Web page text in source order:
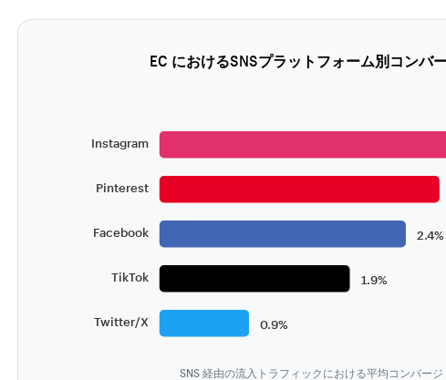
EC におけるSNSプラットフォーム別コンバ
Instagram
Pinterest
Facebook 2.4%
TikTok 1.9%
Twitter/X 0.9%
SNS 経由の流入トラフィックにおける平均コンバージ